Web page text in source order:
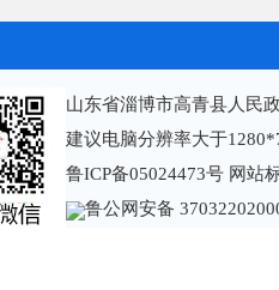
山东省淄博市高青县人民
建议电脑分辨率大于
鲁ICP备05024473号 网站
鲁公网安备